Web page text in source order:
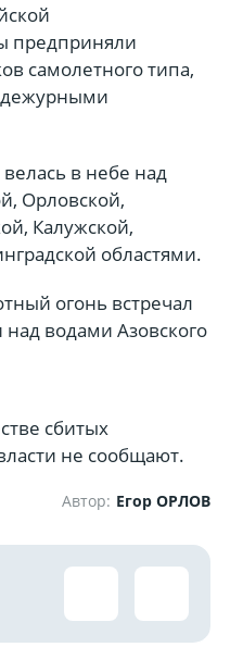
предприняли
самолетного типа,
дежурными
в небе над
Орловской,
Калужской,
областями.
огонь встречал
водами Азовского
сбитых
не сообщают.
Автор: Егор ОРЛОВ